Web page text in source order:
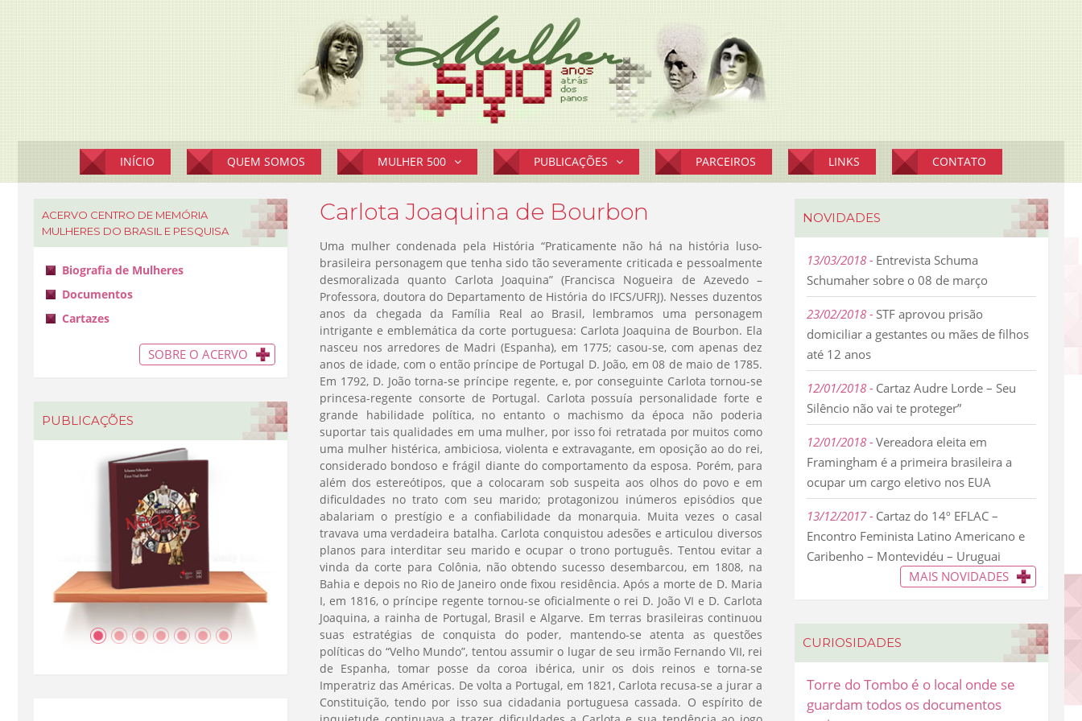
INÍCIO QUEM SOMOS MULHER 500 PUBLICAÇÕES PARCEIROS LINKS CONTATO
Carlota Joaquina de Bourbon
Uma mulher condenada pela História “Praticamente não há na história luso-
brasileira personagem que tenha sido tão severamente criticada e pessoalmente
desmoralizada quanto Carlota Joaquina” (Francisca Nogueira de Azevedo –
Professora, doutora do Departamento de História do IFCS/UFRJ). Nesses duzentos
anos da chegada da Família Real ao Brasil, lembramos uma personagem
intrigante e emblemática da corte portuguesa: Carlota Joaquina de Bourbon. Ela
nasceu nos arredores de Madri (Espanha), em 1775; casou-se, com apenas dez
anos de idade, com o então príncipe de Portugal D. João, em 08 de maio de 1785.
Em 1792, D. João torna-se príncipe regente, e, por conseguinte Carlota tornou-se
princesa-regente consorte de Portugal. Carlota possuía personalidade forte e
grande habilidade política, no entanto o machismo da época não poderia
suportar tais qualidades em uma mulher, por isso foi retratada por muitos como
uma mulher histérica, ambiciosa, violenta e extravagante, em oposição ao do rei,
considerado bondoso e frágil diante do comportamento da esposa. Porém, para
além dos estereótipos, que a colocaram sob suspeita aos olhos do povo e em
dificuldades no trato com seu marido; protagonizou inúmeros episódios que
abalariam o prestígio e a confiabilidade da monarquia. Muita vezes o casal
travava uma verdadeira batalha. Carlota conquistou adesões e articulou diversos
planos para interditar seu marido e ocupar o trono português. Tentou evitar a
vinda da corte para Colônia, não obtendo sucesso desembarcou, em 1808, na
Bahia e depois no Rio de Janeiro onde fixou residência. Após a morte de D. Maria
I, em 1816, o príncipe regente tornou-se oficialmente o rei D. João VI e D. Carlota
Joaquina, a rainha de Portugal, Brasil e Algarve. Em terras brasileiras continuou
suas estratégias de conquista do poder, mantendo-se atenta as questões
políticas do “Velho Mundo”, tentou assumir o lugar de seu irmão Fernando VII, rei
de Espanha, tomar posse da coroa ibérica, unir os dois reinos e torna-se
Imperatriz das Américas. De volta a Portugal, em 1821, Carlota recusa-se a jurar a
Constituição, tendo por isso sua cidadania portuguesa cassada. O espírito de
ACERVO CENTRO DE MEMÓRIA
MULHERES DO BRASIL E PESQUISA
Biografia de Mulheres
Documentos
Cartazes
SOBRE O ACERVO
PUBLICAÇÕES
NOVIDADES
13/03/2018
Entrevista Schuma
Schumaher sobre o 08 de março
23/02/2018
STF aprovou prisão
domiciliar a gestantes ou mães de filhos
até 12 anos
12/01/2018
Cartaz Audre Lorde – Seu
Silêncio não vai te proteger”
12/01/2018 Vereadora eleita em
Framingham é a primeira brasileira a
ocupar um cargo eletivo nos EUA
13/12/2017
Cartaz do 14º EFLAC –
Encontro Feminista Latino Americano e
Caribenho – Montevidéu – Uruguai
MAIS NOVIDADES
CURIOSIDADES
Torre do Tombo é o local onde se
guardam todos os documentos